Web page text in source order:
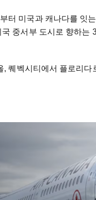
터 미국과 캐나다를 잇
중서부 도시로 향하는
, 퀘벡시티에서 플로리